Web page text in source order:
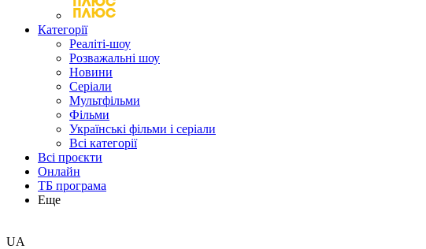
Категорії
Реаліті-шоу
Розважальні шоу
Новини
Серіали
Мультфільми
Фільми
Українські фільми і серіали
Всі категорії
Всі проєкти
Онлайн
ТБ програма
Еще
UA